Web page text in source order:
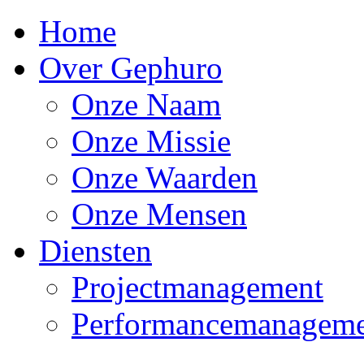
Home
Over Gephuro
Onze Naam
Onze Missie
Onze Waarden
Onze Mensen
Diensten
Projectmanagement